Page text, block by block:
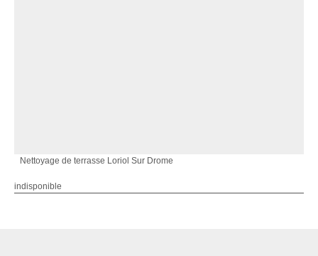
Nettoyage de terrasse Loriol Sur Drome
indisponible